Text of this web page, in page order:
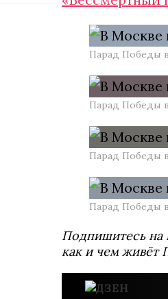
Парад Победы
Парад Победы
Парад Победы
Парад Победы
Подпишитесь на
как и чем живёт